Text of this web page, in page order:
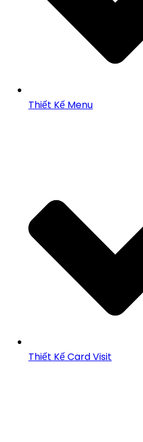
Thiết Kế Menu
Thiết Kế Card Visit